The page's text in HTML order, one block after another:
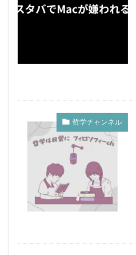
哲学チャンネル